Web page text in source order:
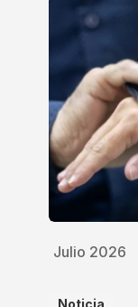
Julio 2026
Noticia